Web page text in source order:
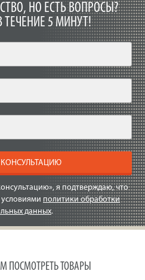
НО ЕСТЬ ВОПРОСЫ?
ТЕЧЕНИЕ 5 МИНУТ!
КОНСУЛЬТАЦИЮ
я подтверждаю, что
условиями политики обработки
данных.
ПОСМОТРЕТЬ ТОВАРЫ